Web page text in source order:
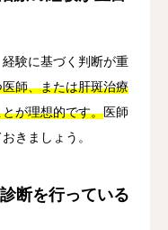
験に基づく判断が重
師、または肝斑治療
が理想的です。医師
きましょう。
断を行っている